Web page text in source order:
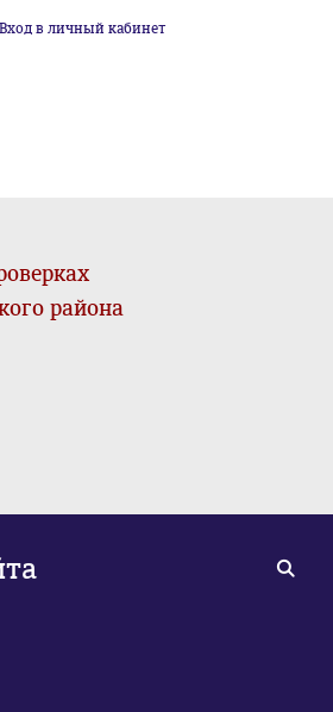
Вход в личный кабинет
района